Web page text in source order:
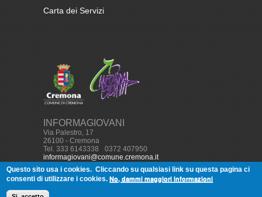
Carta dei Servizi
INFORMAGIOVANI
Via Palestro, 17
26100 - Cremona
Tel. 333 6143338
0372 407950
informagiovani@comune.cremona.it
© Copyright, 2013
Questo sito usa i cookies. Cliccando su qualsiasi link su questa pagina ci
consenti di utilizzare i cookies. No, dammi maggiori informazioni